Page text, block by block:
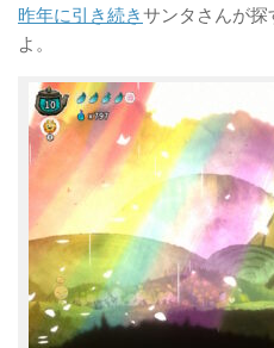
昨年に引き続きサンタさんが
よ。